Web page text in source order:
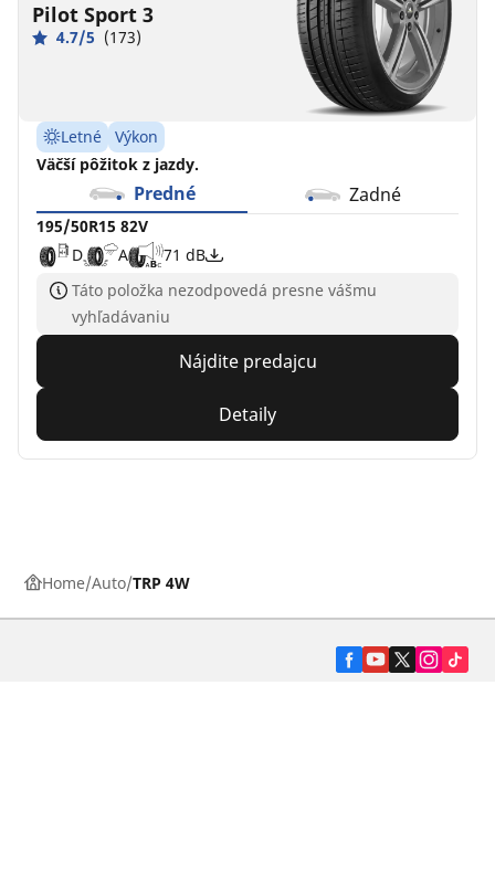
Pilot Sport 3
4.7/5 (173)
Letné
Výkon
Väčší pôžitok z jazdy.
Predné Zadné
195/50R15 82V
D
A 71 dB
Táto položka nezodpovedá presne vášmu
vyhľadávaniu
Nájdite predajcu
Detaily
Home Auto TRP 4W